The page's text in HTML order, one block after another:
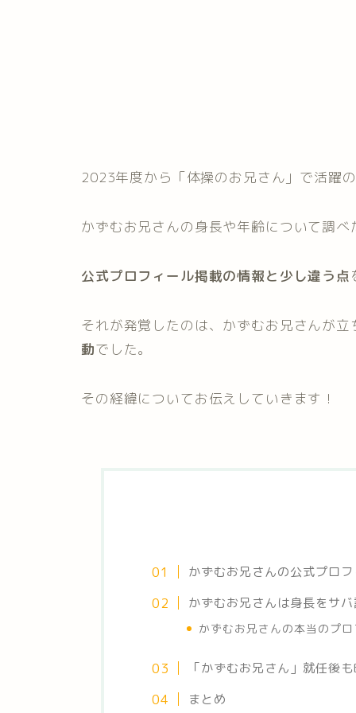
2023年度から「体操のお兄さん」で活躍
かずむお兄さんの身長や年齢について調べ
公式プロフィール掲載の情報と少し違う点
それが発覚したのは、かずむお兄さんが立
動でした。
その経緯についてお伝えしていきます！
かずむお兄さんの公式プロ
かずむお兄さんは身長をサ
かずむお兄さんの本当のプ
「かずむお兄さん」就任後
まとめ